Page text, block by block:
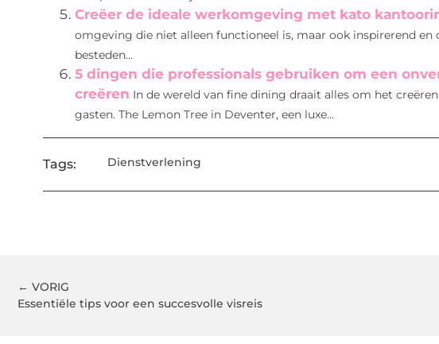
Creëer de ideale werkomgeving met kato
omgeving die niet alleen functioneel is, maar ook inspirerend
besteden...
5 dingen die professionals gebruiken om een
creëren In de wereld van fine dining draait alles om het
gasten. The Lemon Tree in Deventer, een luxe...
Tags: Dienstverlening
← VORIG
Essentiële tips voor een succesvolle visreis